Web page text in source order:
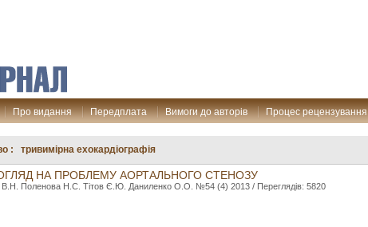
Про видання Передплата Вимоги до авторів Процес рецензування
: тривимірна ехокардіографія
НА ПРОБЛЕМУ АОРТАЛЬНОГО СТЕНОЗУ
В.Н. Поленова Н.С. Тітов Є.Ю. Даниленко О.О. №54 (4) 2013 / Переглядів: 5820